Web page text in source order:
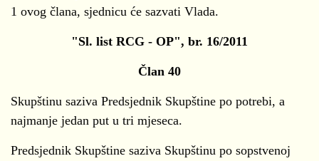
1 ovog člana, sjednicu će sazvati Vlada.
"Sl. list RCG - OP", br. 16/2011
Član 40
Skupštinu saziva Predsjednik Skupštine po potrebi, a
najmanje jedan put u tri mjeseca.
Predsjednik Skupštine saziva Skupštinu po sopstvenoj